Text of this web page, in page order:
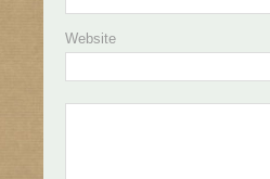
Website